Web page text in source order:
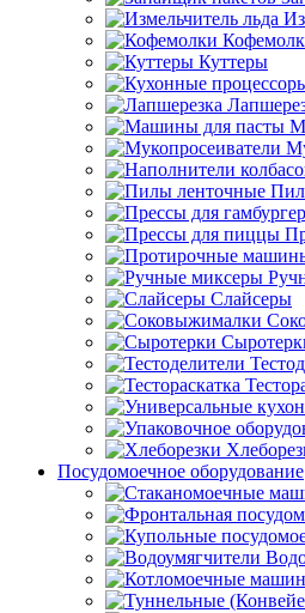
Куттеры
Слайсеры
Посудомоечное оборудование